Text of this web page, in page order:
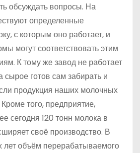
обсуждать вопросы. На
определенные
с которым оно работает, и
могут соответствовать этим
К тому же завод не работает
сырое готов сам забирать и
продукция наших молочных
того, предприятие,
сегодня 120 тонн молока в
своё производство. В
лет объём перерабатываемого